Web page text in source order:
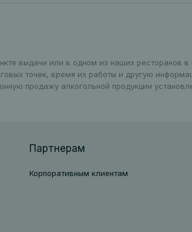
выдачи или в одном из наших ресторанов
точек, время их работы и другую
продажу алкогольной продукции
Партнерам
Корпоративным клиентам